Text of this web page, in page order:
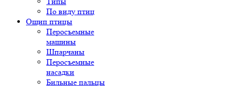
По виду птиц
Ощип птицы
Перосъемные
машины
Шпарчаны
Перосъемные
насадки
Бильные пальцы